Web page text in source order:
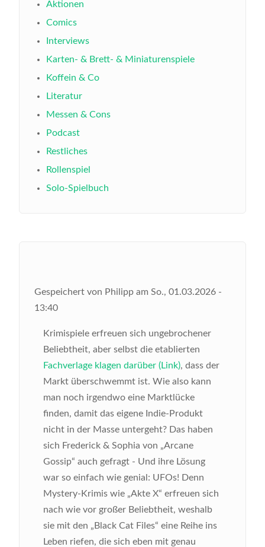
Aktionen
Comics
Interviews
Karten- & Brett- & Miniaturenspiele
Koffein & Co
Literatur
Messen & Cons
Podcast
Restliches
Rollenspiel
Solo-Spielbuch
Gespeichert von Philipp am So., 01.03.2026 -
13:40
Krimispiele erfreuen sich ungebrochener
Beliebtheit, aber selbst die etablierten
Fachverlage klagen darüber (Link), dass der
Markt überschwemmt ist. Wie also kann
man noch irgendwo eine Marktlücke
finden, damit das eigene Indie-Produkt
nicht in der Masse untergeht? Das haben
sich Frederick & Sophia von „Arcane
Gossip“ auch gefragt - Und ihre Lösung
war so einfach wie genial: UFOs! Denn
Mystery-Krimis wie „Akte X“ erfreuen sich
nach wie vor großer Beliebtheit, weshalb
sie mit den „Black Cat Files“ eine Reihe ins
Leben riefen, die sich eben mit genau